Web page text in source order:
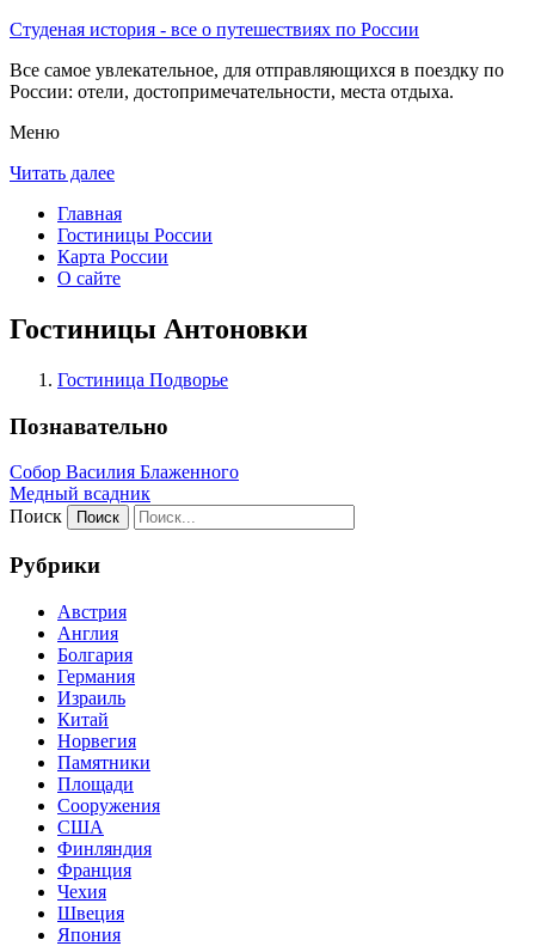
Студеная история - все о путешествиях по России
Все самое увлекательное, для отправляющихся в поездку по
России: отели, достопримечательности, места отдыха.
Меню
Читать далее
Главная
Гостиницы России
Карта России
О сайте
Гостиницы Антоновки
Гостиница Подворье
Познавательно
Собор Василия Блаженного
Медный всадник
Поиск
Рубрики
Австрия
Англия
Болгария
Германия
Израиль
Китай
Норвегия
Памятники
Площади
Сооружения
США
Финляндия
Франция
Чехия
Швеция
Япония